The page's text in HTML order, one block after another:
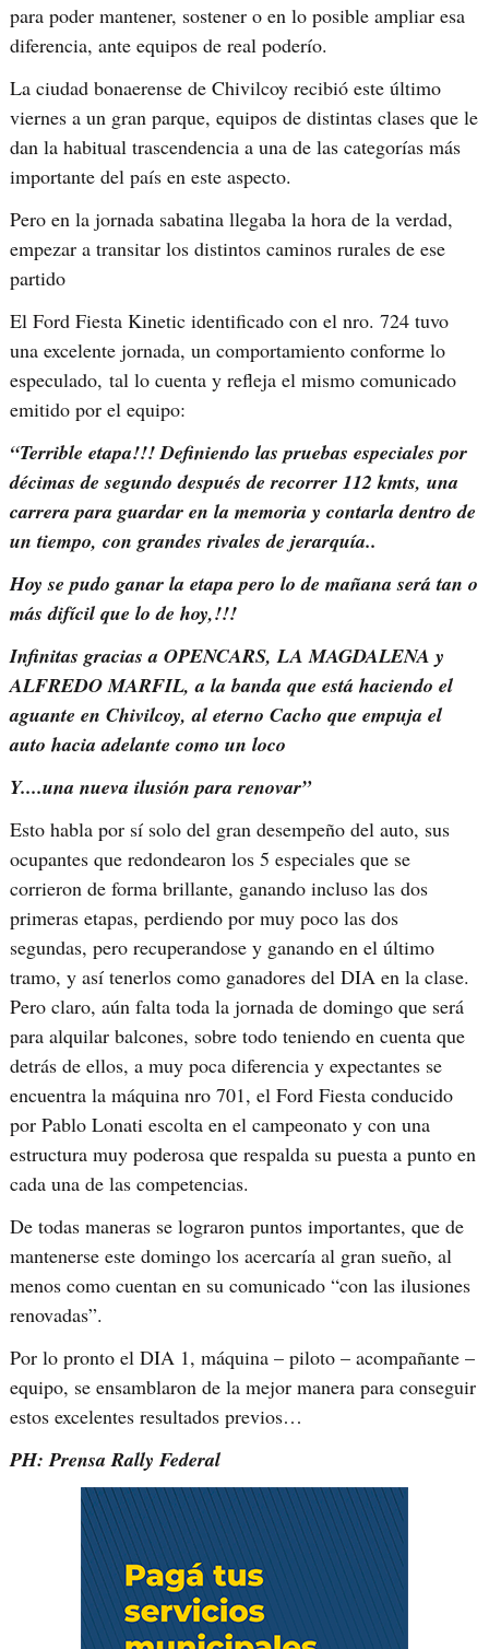
para poder mantener, sostener o en lo posible ampliar esa
diferencia, ante equipos de real poderío.
La ciudad bonaerense de Chivilcoy recibió este último
viernes a un gran parque, equipos de distintas clases que le
dan la habitual trascendencia a una de las categorías más
importante del país en este aspecto.
Pero en la jornada sabatina llegaba la hora de la verdad,
empezar a transitar los distintos caminos rurales de ese
partido
El Ford Fiesta Kinetic identificado con el nro. 724 tuvo
una excelente jornada, un comportamiento conforme lo
especulado, tal lo cuenta y refleja el mismo comunicado
emitido por el equipo:
“Terrible etapa!!! Definiendo las pruebas especiales por
décimas de segundo después de recorrer 112 kmts, una
carrera para guardar en la memoria y contarla dentro de
un tiempo, con grandes rivales de jerarquía..
Hoy se pudo ganar la etapa pero lo de mañana será tan o
más difícil que lo de hoy,!!!
Infinitas gracias a OPENCARS, LA MAGDALENA y
ALFREDO MARFIL, a la banda que está haciendo el
aguante en Chivilcoy, al eterno Cacho que empuja el
auto hacia adelante como un loco
Y....una nueva ilusión para renovar”
Esto habla por sí solo del gran desempeño del auto, sus
ocupantes que redondearon los 5 especiales que se
corrieron de forma brillante, ganando incluso las dos
primeras etapas, perdiendo por muy poco las dos
segundas, pero recuperandose y ganando en el último
tramo, y así tenerlos como ganadores del DIA en la clase.
Pero claro, aún falta toda la jornada de domingo que será
para alquilar balcones, sobre todo teniendo en cuenta que
detrás de ellos, a muy poca diferencia y expectantes se
encuentra la máquina nro 701, el Ford Fiesta conducido
por Pablo Lonati escolta en el campeonato y con una
estructura muy poderosa que respalda su puesta a punto en
cada una de las competencias.
De todas maneras se lograron puntos importantes, que de
mantenerse este domingo los acercaría al gran sueño, al
menos como cuentan en su comunicado “con las ilusiones
renovadas”.
Por lo pronto el DIA 1, máquina – piloto – acompañante –
equipo, se ensamblaron de la mejor manera para conseguir
estos excelentes resultados previos…
PH: Prensa Rally Federal